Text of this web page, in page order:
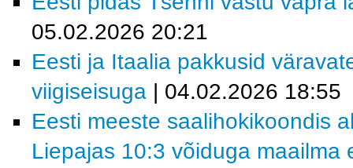
05.02.2026 20:21
Eesti ja Itaalia pakkusid
viigiseisuga | 04.02.2026 18:55
Eesti meeste saalihokikoondis
Liepajas 10:3 võiduga